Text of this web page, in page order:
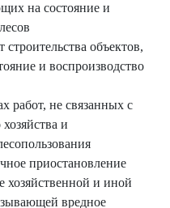
на состояние и
строительства объектов,
и воспроизводство
работ, не связанных с
и
приостановление
хозяйственной и иной
вредное